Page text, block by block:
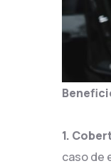
1.
caso de